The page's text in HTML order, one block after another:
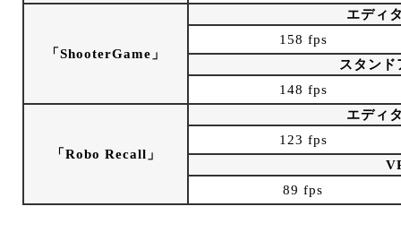
「ShooterGame」
エディ
158 fps
スタン
148 fps
「Robo Recall」
エディ
123 fps
89 fps